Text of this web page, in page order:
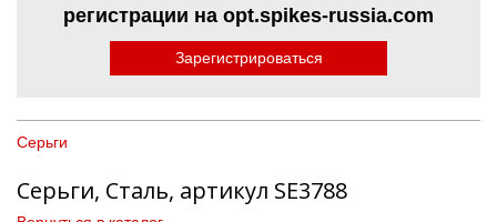
регистрации на opt.spikes-russia.com
Зарегистрироваться
Серьги
Серьги, Сталь, артикул SE3788